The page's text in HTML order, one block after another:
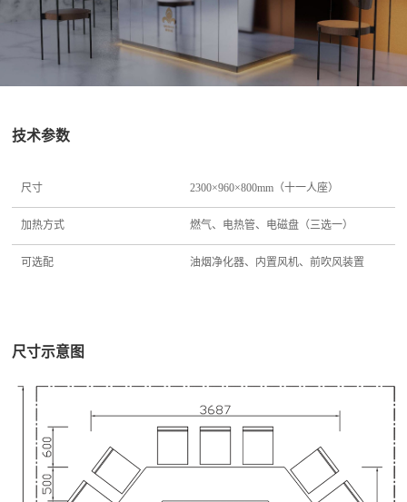
技术参数
尺寸 2300×960×800mm（十一人座）
加热方式 燃气、电热管、电磁盘（三选一）
可选配 油烟净化器、内置风机、前吹风装置
尺寸示意图